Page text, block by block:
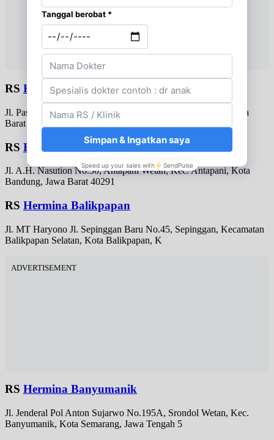
RS Hasan Sadikin
Jl. Pasteur No.38, Pasteur, Kec. Sukajadi, Kota Bandung, Jawa
Barat 40161
RS Hermina Arcamanik
Jl. A.H. Nasution No.50, Antapani Wetan, Kec. Antapani, Kota
Bandung, Jawa Barat 40291
RS Hermina Balikpapan
Jl. MT Haryono Jl. Sepinggan Baru No.45, Sepinggan, Kecamatan
Balikpapan Selatan, Kota Balikpapan, K
ADVERTISEMENT
RS Hermina Banyumanik
Jl. Jenderal Pol Anton Sujarwo No.195A, Srondol Wetan, Kec.
Banyumanik, Kota Semarang, Jawa Tengah 5